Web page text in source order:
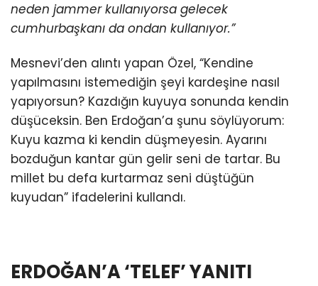
neden jammer kullanıyorsa gelecek
cumhurbaşkanı da ondan kullanıyor.”
Mesnevi’den alıntı yapan Özel, “Kendine
yapılmasını istemediğin şeyi kardeşine nasıl
yapıyorsun? Kazdığın kuyuya sonunda kendin
düşüceksin. Ben Erdoğan’a şunu söylüyorum:
Kuyu kazma ki kendin düşmeyesin. Ayarını
bozduğun kantar gün gelir seni de tartar. Bu
millet bu defa kurtarmaz seni düştüğün
kuyudan” ifadelerini kullandı.
ERDOĞAN’A ‘TELEF’ YANITI